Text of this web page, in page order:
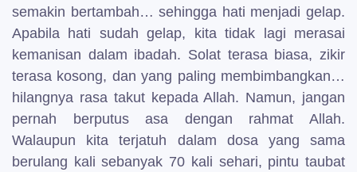
semakin bertambah… sehingga hati menjadi gelap.
Apabila hati sudah gelap, kita tidak lagi merasai
kemanisan dalam ibadah. Solat terasa biasa, zikir
terasa kosong, dan yang paling membimbangkan…
hilangnya rasa takut kepada Allah. Namun, jangan
pernah berputus asa dengan rahmat Allah.
Walaupun kita terjatuh dalam dosa yang sama
berulang kali sebanyak 70 kali sehari, pintu taubat